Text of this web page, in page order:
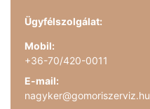
Ügyfélszolgálat:
Mobil:
+36-70/420-0011
E-mail:
nagyker@gomoriszerviz.hu